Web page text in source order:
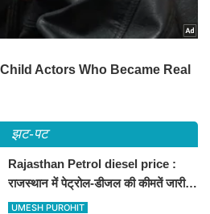
झट-पट
Rajasthan Petrol diesel price :
राजस्थान में पेट्रोल-डीजल की कीमतें जारी,
जानिए बीकानेर समेत पुरे प्रदेश में नए रेट
UMESH PUROHIT